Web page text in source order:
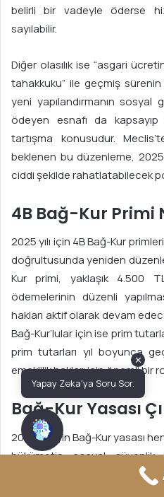
belirli bir vadeyle öderse
sayılabilir.
Diğer olasılık ise “asgari
tahakkuku” ile geçmiş
yeni yapılandırmanın sosyal
ödeyen esnafı da
tartışma konusudur.
beklenen bu düzenleme,
ciddi şekilde rahatlatabilecek
4B Bağ-Kur Primi
2025 yılı için 4B Bağ-Kur
doğrultusunda yeniden
Kur primi, yaklaşık 4.500
ödemelerinin düzenli
hakları aktif olarak devam
Bağ-Kur’lular için ise prim
prim tutarları yıl boyunca
emeklilik hakları için önemli bir
Bağ-Kur Yasası
2025 yılı için Bağ-Kur yasası
hükümetin sosyal güvenlik
borçları ve sicil affı ile ilgili
✕
Yapay Zeka'ya Soru Sor.